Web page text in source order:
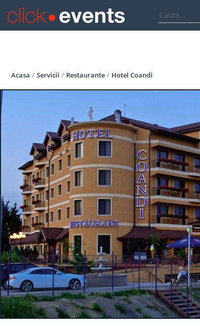
Acasa Servicii Restaurante Hotel Coandi